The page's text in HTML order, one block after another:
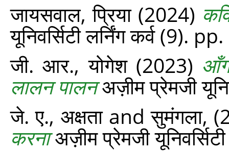
जायसवाल, प्रिया(2024)
यूनिवर्सिटी लर्निंग कर्व (9).
जी. आर., योगेश(2023)
लालन पालनअज़ीम प्रेमजी
जे. ए., अक्षताandसुमंगला,
करनाअज़ीम प्रेमजी